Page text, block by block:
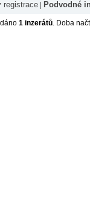
registrace | Podvodné
1 inzerátů . Doba